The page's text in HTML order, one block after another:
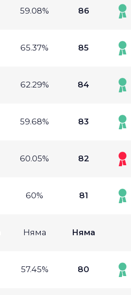
59.08% 86
65.37% 85
62.29% 84
59.68% 83
60.05% 82
60% 81
Няма Няма
57.45% 80